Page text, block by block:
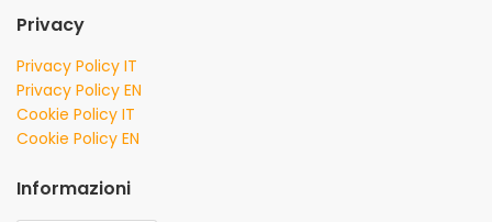
Privacy
Privacy Policy IT
Privacy Policy EN
Cookie Policy IT
Cookie Policy EN
Informazioni